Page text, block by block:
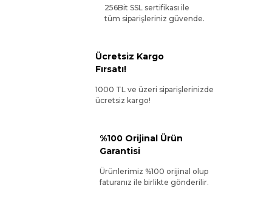
256Bit SSL sertifikası ile
tüm siparişleriniz güvende.
Ücretsiz Kargo
Fırsatı!
1000 TL ve üzeri siparişlerinizde
ücretsiz kargo!
%100 Orijinal Ürün
Garantisi
Ürünlerimiz %100 orijinal olup
faturanız ile birlikte gönderilir.